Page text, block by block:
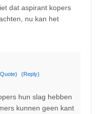
dat aspirant kopers
nu kan het
(Reply)
hun slag hebben
kunnen geen kant